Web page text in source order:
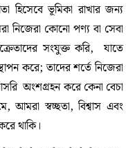
ভূমিকা রাখার জন্য
নিজেরা কোনো পণ্য বা সেবা
সংযুক্ত করি, যাতে
করে; তাদের শর্তে নিজেরা
অংশগ্রহন করে কেনা বেচা
আমরা স্বচ্ছতা, বিশ্বাস এবং
থাকি।